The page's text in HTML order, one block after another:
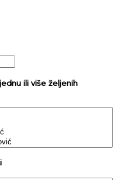
ili više željenih